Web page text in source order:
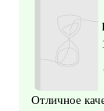
Отличное